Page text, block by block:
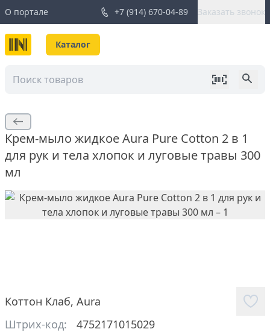
О портале +7 (914) 670-04-89 Заказать звонок
Каталог
Крем-мыло жидкое Aura Pure Cotton 2 в 1
для рук и тела хлопок и луговые травы 300
мл
Коттон Клаб, Aura
Штрих-код:
4752171015029